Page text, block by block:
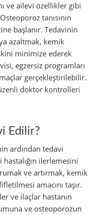
ve ailevi özellikler gibi
tanısının
başlanır. Tedavinin
azaltmak, kemik
minimize ederek
egzersiz programları
gerçekleştirilebilir.
doktor kontrolleri
Edilir?
ardından tedavi
ilerlemesini
ve artırmak, kemik
amacını taşır.
ve ilaçlar hastanın
ve osteoporozun